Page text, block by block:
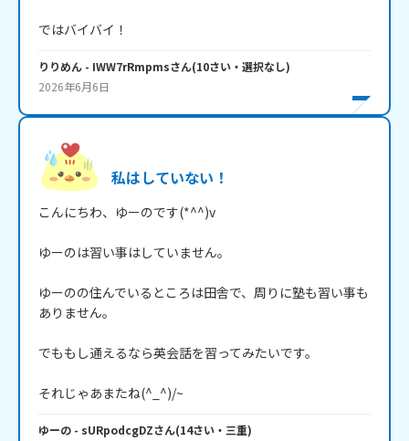
ではバイバイ！
りりめん - IWW7rRmpmsさん(10さい・ 選択なし)
2026年6月6日
私はしていない！
こんにちわ、ゆーのです(*^^)v
ゆーのは習い事はしていません。
ゆーのの住んでいるところは田舎で、周りに塾も習い事も
ありません。
でももし通えるなら英会話を習ってみたいです。
それじゃあまたね(^_^)/~
ゆーの - sURpodcgDZさん(14さい・ 三重)